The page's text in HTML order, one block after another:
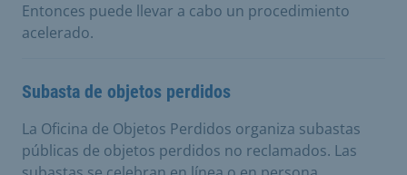
Entonces puede llevar a cabo un procedimiento
acelerado.
Subasta de objetos perdidos
La Oficina de Objetos Perdidos organiza subastas
públicas de objetos perdidos no reclamados. Las